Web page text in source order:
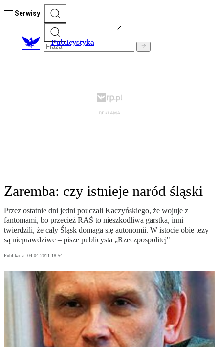
Serwisy
Publicystyka
Zaremba: czy istnieje naród śląski
Przez ostatnie dni jedni pouczali Kaczyńskiego, że wojuje z
fantomami, bo przecież RAŚ to nieszkodliwa garstka, inni
twierdzili, że cały Śląsk domaga się autonomii. W istocie obie tezy
są nieprawdziwe – pisze publicysta „Rzeczpospolitej"
Publikacja: 04.04.2011 18:54